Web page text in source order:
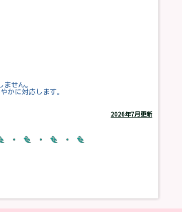
せん。
かに対応します。
2026年7月更新